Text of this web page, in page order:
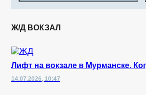
Ж/Д ВОКЗАЛ
Лифт на вокзале в Мурманске.
14.07.2026, 10:47